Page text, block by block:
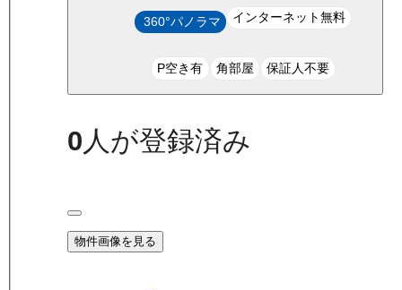
360°パノラマ インターネット無料
P空き有 角部屋 保証人不要
0人が登録済み
物件画像を見る